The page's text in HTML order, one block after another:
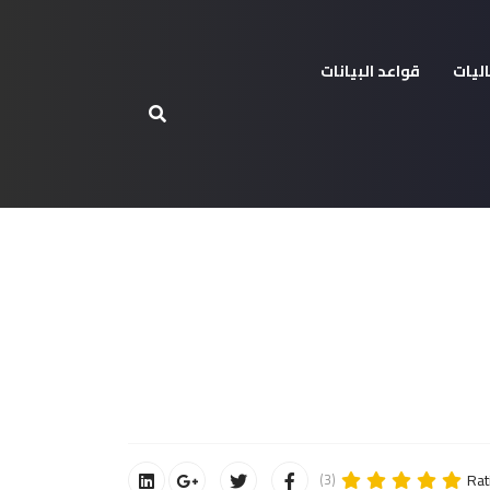
قواعد البيانات
(3)